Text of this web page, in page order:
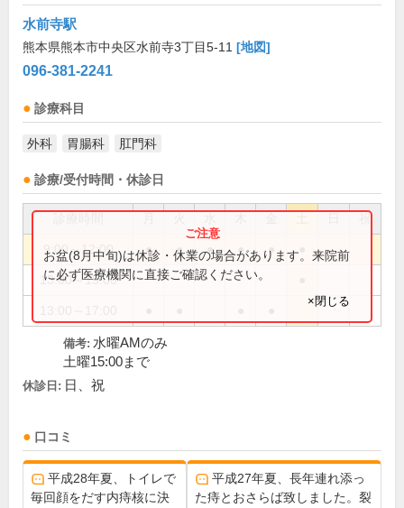
水前寺駅
熊本県熊本市中央区水前寺3丁目5-11 [地図]
096-381-2241
診療科目
外科 胃腸科 肛門科
診療/受付時間・休診日
祝
9:00～12:00 ● ● ● ● ●
13:00～15:00
お盆(8月中旬)は休診・休業の場合があります。来院前
に必ず医療機関に直接ご確認ください。
×閉じる
備考: 水曜AMのみ
土曜15:00まで
休診日: 日、祝
口コミ
平成28年夏、トイレで
毎回顔をだす内痔核に決
平成27年夏、長年連れ添っ
た痔とおさらば致しました。裂